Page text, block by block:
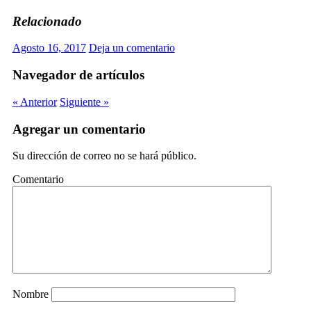
Relacionado
Agosto 16, 2017 Deja un comentario
Navegador de artículos
« Anterior Siguiente »
Agregar un comentario
Su dirección de correo no se hará público.
Comentario
Nombre